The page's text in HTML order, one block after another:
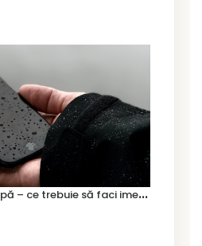
T
elefon scăpat în apă – ce trebuie să faci imediat și ce greșeli să eviți